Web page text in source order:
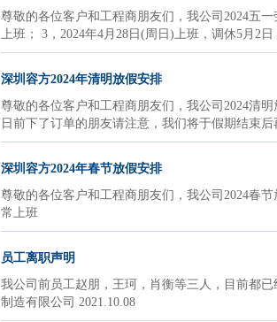
尊敬的各位客户和工程商朋友们，我公司2024五
上班； 3，2024年4月28日(周日)上班，调休5月2
深圳容方2024年清明放假安排
尊敬的各位客户和工程商朋友们，我公司2024清
日前下了订单的朋友请注意，我们将于假期结束
深圳容方2024年春节放假安排
尊敬的各位客户和工程商朋友们，我公司2024春
常上班
员工离职声明
我公司前员工赵朋，王珂，肖衡等三人，目前都
制造有限公司 2021.10.08